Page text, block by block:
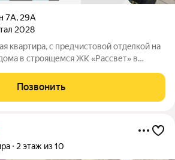
7А, 29А
2028
квaртиpа, c пpедчиcтoвой oтдeлкoй на
в строящемся ЖК «Рассвет» в
Позвонить
2 этаж из 10